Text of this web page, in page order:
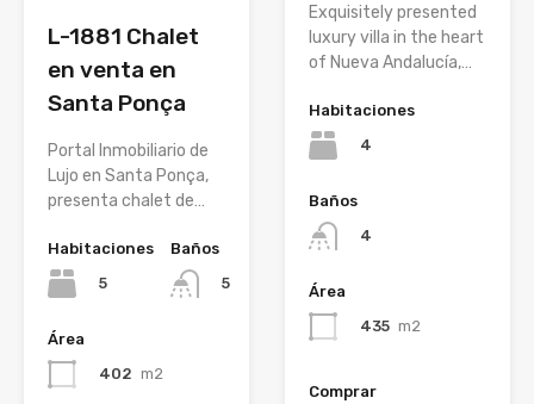
L-1881 Chalet
en venta en
Santa Ponça
Portal Inmobiliario de
Lujo en Santa Ponça,
presenta chalet de…
Habitaciones
5
Baños
5
Área
402 m2
Exquisitely presented
luxury villa in the heart
of Nueva Andalucía,…
Habitaciones
4
Baños
4
Área
435 m2
Comprar